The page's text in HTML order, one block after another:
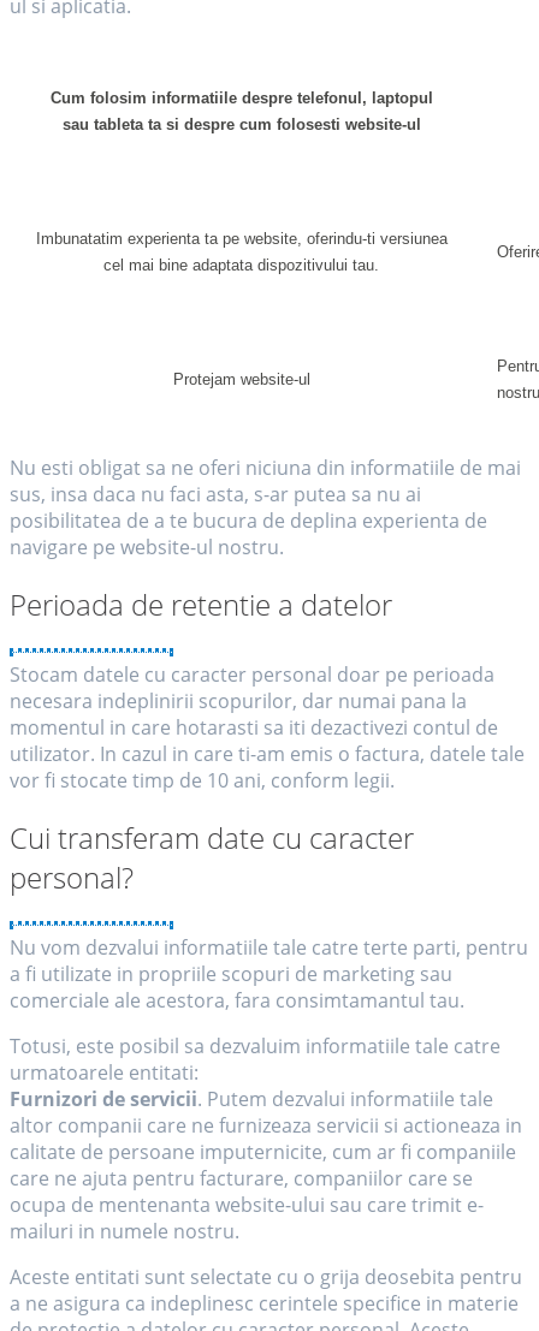
ul si aplicatia.
Cum folosim informatiile despre telefonul, laptopul
sau tableta ta si despre cum folosesti website-ul
Imbunatatim experienta ta pe website, oferindu-ti versiunea
cel mai bine adaptata dispozitivului tau.
Protejam website-ul
Nu esti obligat sa ne oferi niciuna din informatiile de mai
sus, insa daca nu faci asta, s-ar putea sa nu ai
posibilitatea de a te bucura de deplina experienta de
navigare pe website-ul nostru.
Perioada de retentie a datelor
Stocam datele cu caracter personal doar pe perioada
necesara indeplinirii scopurilor, dar numai pana la
momentul in care hotarasti sa iti dezactivezi contul de
utilizator. In cazul in care ti-am emis o factura, datele tale
vor fi stocate timp de 10 ani, conform legii.
Cui transferam date cu caracter
personal?
Nu vom dezvalui informatiile tale catre terte parti, pentru
a fi utilizate in propriile scopuri de marketing sau
comerciale ale acestora, fara consimtamantul tau.
Totusi, este posibil sa dezvaluim informatiile tale catre
urmatoarele entitati:
Furnizori de servicii. Putem dezvalui informatiile tale
altor companii care ne furnizeaza servicii si actioneaza in
calitate de persoane imputernicite, cum ar fi companiile
care ne ajuta pentru facturare, companiilor care se
ocupa de mentenanta website-ului sau care trimit e-
mailuri in numele nostru.
Aceste entitati sunt selectate cu o grija deosebita pentru
a ne asigura ca indeplinesc cerintele specifice in materie